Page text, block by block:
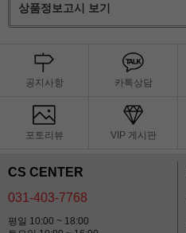
상품정보고시 보기
공지사항 카톡상담
포토리뷰 VIP 게시판
CS CENTER
031-403-7768
평일 10:00 ~ 18:00